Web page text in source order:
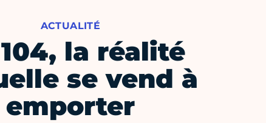
la réalité
se vend à
emporter
ACTUALITÉ